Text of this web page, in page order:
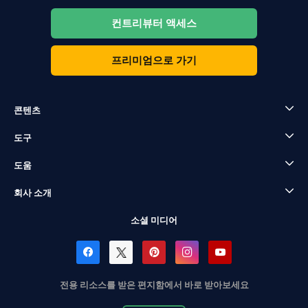
컨트리뷰터 액세스
프리미엄으로 가기
콘텐츠
도구
도움
회사 소개
소셜 미디어
전용 리소스를 받은 편지함에서 바로 받아보세요